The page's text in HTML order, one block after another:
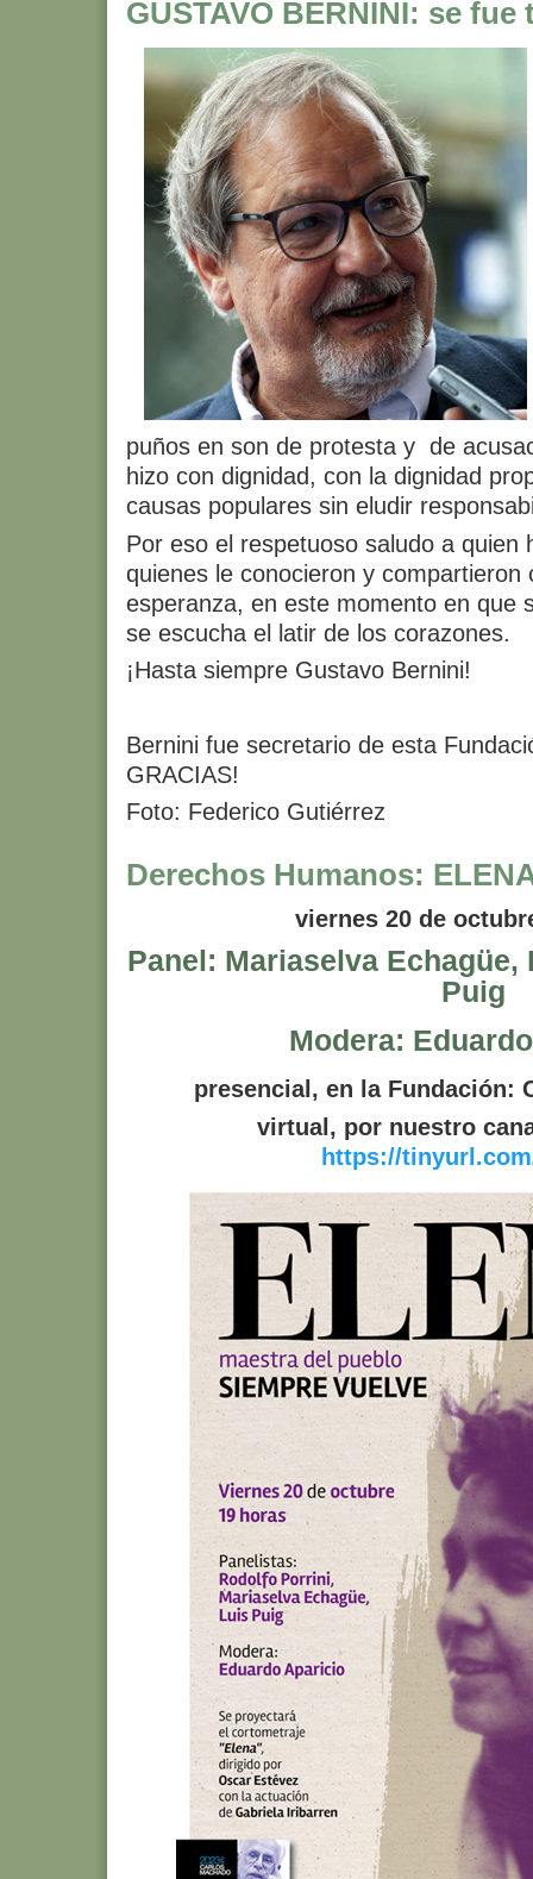
GUSTAVO BERNINI: se fue
puños en son de protesta y de
hizo con dignidad, con la dignidad
causas populares sin eludir
Por eso el respetuoso saludo a quien
quienes le conocieron y compartieron
esperanza, en este momento en que
se escucha el latir de los corazones.
¡Hasta siempre Gustavo Bernini!
Bernini fue secretario de esta
GRACIAS!
Foto: Federico Gutiérrez
Derechos Humanos:
viernes 20 de
Panel: Mariaselva
Puig
Modera:
presencial, en la Fundación:
virtual, por nuestro
https://